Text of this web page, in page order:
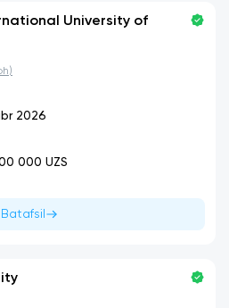
University of
)
2026
000 UZS
Batafsil